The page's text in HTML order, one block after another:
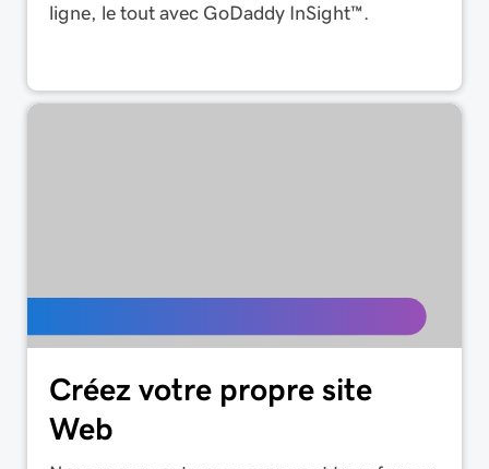
ligne, le tout avec GoDaddy InSight™.
Créez votre propre site
Web